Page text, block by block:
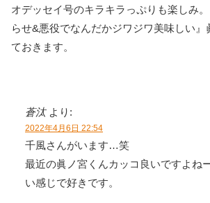
オデッセイ号のキラキラっぷりも楽しみ
らせ&悪役でなんだかジワジワ美味しい』
ておきます。
蒼汰 より:
2022年4月6日 22:54
千風さんがいます…笑
最近の眞ノ宮くんカッコ良いですよね
い感じで好きです。